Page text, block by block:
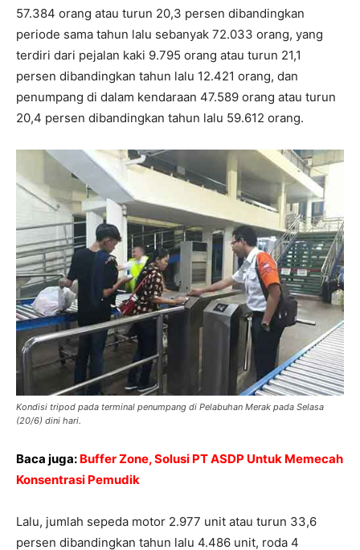
57.384 orang atau turun 20,3 persen dibandingkan
periode sama tahun lalu sebanyak 72.033 orang, yang
terdiri dari pejalan kaki 9.795 orang atau turun 21,1
persen dibandingkan tahun lalu 12.421 orang, dan
penumpang di dalam kendaraan 47.589 orang atau turun
20,4 persen dibandingkan tahun lalu 59.612 orang.
Kondisi tripod pada terminal penumpang di Pelabuhan Merak pada Selasa
(20/6) dini hari.
Baca juga: Buffer Zone, Solusi PT ASDP Untuk Memecah
Konsentrasi Pemudik
Lalu, jumlah sepeda motor 2.977 unit atau turun 33,6
persen dibandingkan tahun lalu 4.486 unit, roda 4